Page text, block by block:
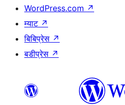
WordPress.com ↗
म्याट ↗
बिबिप्रेस ↗
बडीप्रेस ↗